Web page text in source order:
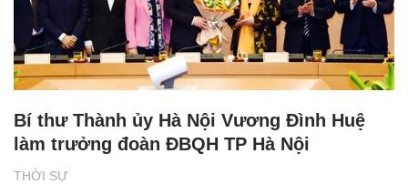
THỜI SỰ
Bí thư Thành ủy Hà Nội Vương Đình Huệ
làm trưởng đoàn ĐBQH TP Hà Nội